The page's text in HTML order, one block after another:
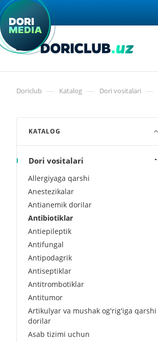
Doriclub — Katalog — Dori vositalari —
KATALOG
Dori vositalari
Allergiyaga qarshi
Anestezikalar
Antianemik dorilar
Antibiotiklar
Antiepileptik
Antifungal
Antipodagrik
Antiseptiklar
Antitrombotiklar
Antitumor
Artikulyar va mushak og'rig'iga qarshi
dorilar
Asab tizimi uchun